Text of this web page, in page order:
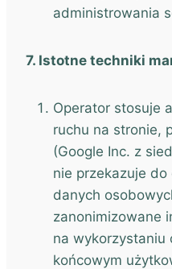
administrowania
7. Istotne techniki
Operator stosuje
ruchu na stronie,
(Google Inc. z
nie przekazuje do
danych
zanonimizowane
na wykorzystaniu
końcowym